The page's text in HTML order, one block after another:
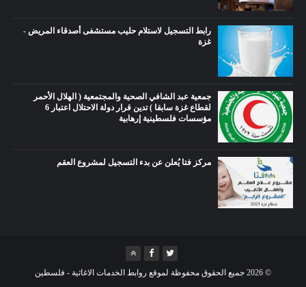
رابط التسجيل لاستلام حليب مستشفى أصدقاء المريض -
غزة
جمعية عبد الشافي الصحية والمجتمعية ( الهلال الأحمر
لقطاع غزة سابقا ) تدين قرار دولة الاحتلال اعتبار 6
مؤسسات فلسطينية إرهابية
مركز فتا يُعلن عن بدء التسجيل لمشروع العقم
©
2026 جميع الحقوق محفوظة لموقع روابط الخدمات الاغاثية - فلسطين